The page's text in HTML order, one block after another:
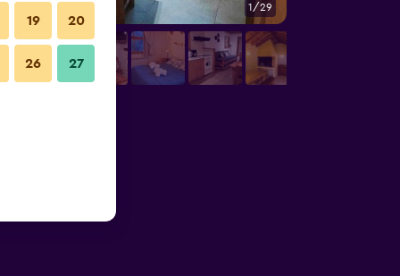
1/29
19 20
26 27